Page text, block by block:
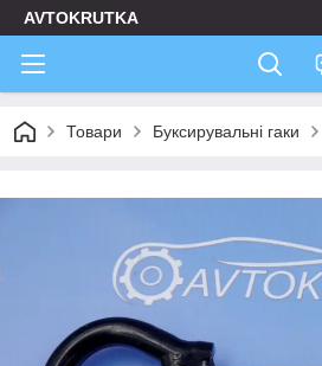
AVTOKRUTKA
Товари Буксирувальні гаки